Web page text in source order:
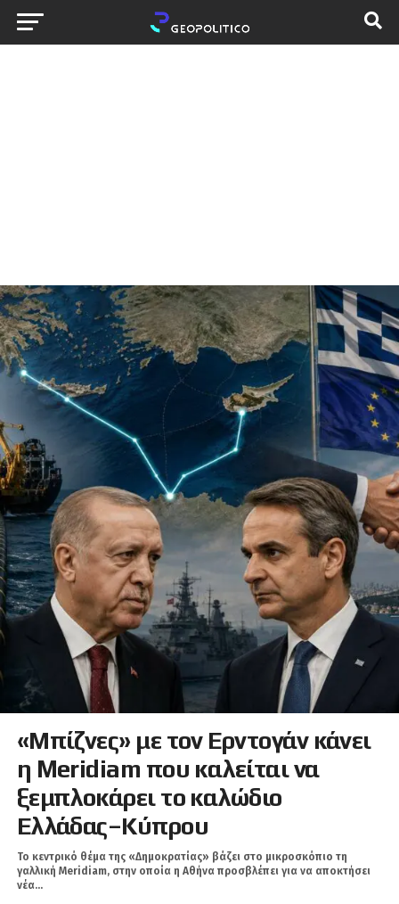
«Μπίζνες» με τον Ερντογάν κάνει
η Meridiam που καλείται να
ξεμπλοκάρει το καλώδιο
Ελλάδας–Κύπρου
Το κεντρικό θέμα της «Δημοκρατίας» βάζει στο μικροσκόπιο τη
γαλλική Meridiam, στην οποία η Αθήνα προσβλέπει για να αποκτήσει
νέα...